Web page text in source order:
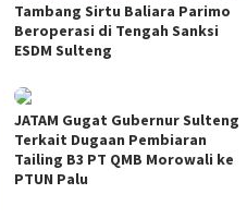
Tambang Sirtu Baliara Parimo
Beroperasi di Tengah Sanksi
ESDM Sulteng
JATAM Gugat Gubernur Sulteng
Terkait Dugaan Pembiaran
Tailing B3 PT QMB Morowali ke
PTUN Palu